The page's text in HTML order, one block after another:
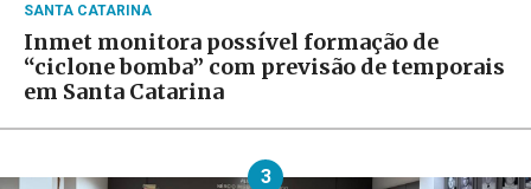
SANTA CATARINA
Inmet monitora possível formação de
“ciclone bomba” com previsão de temporais
em Santa Catarina
3